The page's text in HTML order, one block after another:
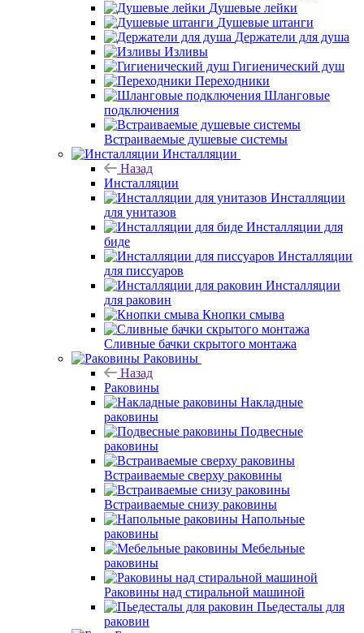
Душевые лейки
Душевые штанги
Держатели для душа
Изливы
Гигиенический душ
Переходники
Шланговые
подключения
Встраиваемые душевые системы
Инсталляции
Назад
Инсталляции
Инсталляции
для унитазов
Инсталляции для
биде
Инсталляции
для писсуаров
Инсталляции
для раковин
Кнопки смыва
Сливные бачки скрытого монтажа
Раковины
Назад
Раковины
Накладные
раковины
Подвесные
раковины
Встраиваемые сверху раковины
Встраиваемые снизу раковины
Напольные
раковины
Мебельные
раковины
Раковины над стиральной машиной
Пьедесталы для
раковин